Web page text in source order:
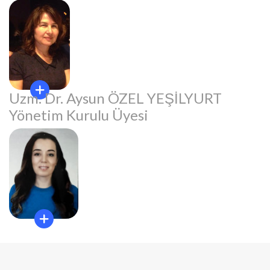
Uzm. Dr. Aysun ÖZEL YEŞİLYURT
Yönetim Kurulu Üyesi